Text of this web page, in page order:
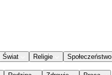
Świat Religie Społeczeństwo